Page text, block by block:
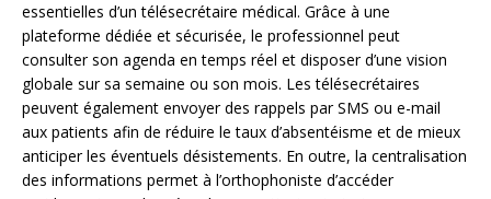
essentielles d’un télésecrétaire médical. Grâce à une
plateforme dédiée et sécurisée, le professionnel peut
consulter son agenda en temps réel et disposer d’une vision
globale sur sa semaine ou son mois. Les télésecrétaires
peuvent également envoyer des rappels par SMS ou e-mail
aux patients afin de réduire le taux d’absentéisme et de mieux
anticiper les éventuels désistements. En outre, la centralisation
des informations permet à l’orthophoniste d’accéder